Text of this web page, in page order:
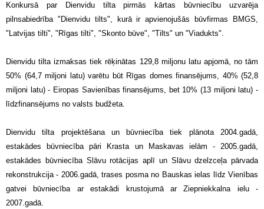
Konkursā par Dienvidu tilta pirmās kārtas būvniecību uzvarēja
pilnsabiedrība "Dienvidu tilts", kurā ir apvienojušās būvfirmas BMGS,
"Latvijas tilti", "Rīgas tilti", "Skonto būve", "Tilts" un "Viadukts".
Dienvidu tilta izmaksas tiek rēķinātas 129,8 miljonu latu apjomā, no tām
50% (64,7 miljoni latu) varētu būt Rīgas domes finansējums, 40% (52,8
miljoni latu) - Eiropas Savienības finansējums, bet 10% (13 miljoni latu) -
līdzfinansējums no valsts budžeta.
Dienvidu tilta projektēšana un būvniecība tiek plānota 2004.gadā,
estakādes būvniecība pāri Krasta un Maskavas ielām - 2005.gadā,
estakādes būvniecība Slāvu rotācijas aplī un Slāvu dzelzceļa pārvada
rekonstrukcija - 2006.gadā, trases posma no Bauskas ielas līdz Vienības
gatvei būvniecība ar estakādi krustojumā ar Ziepniekkalna ielu -
2007.gadā.